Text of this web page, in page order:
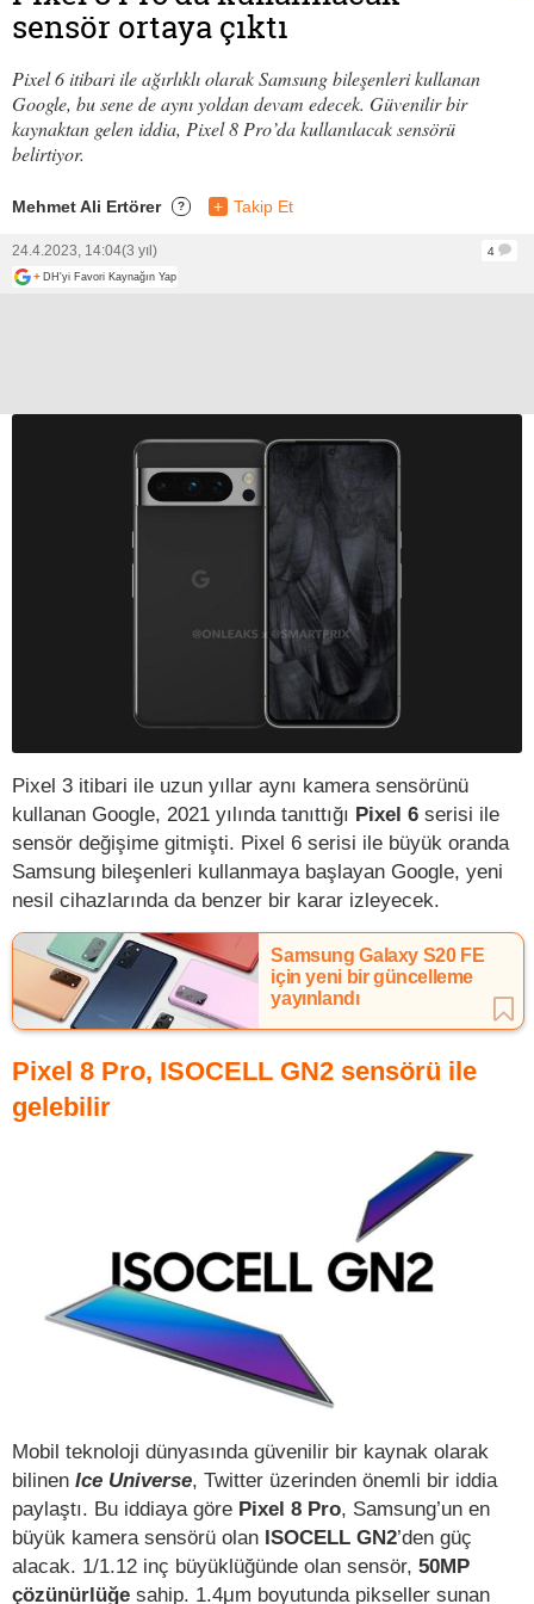
sensör ortaya çıktı
Pixel 6 itibari ile ağırlıklı olarak Samsung bileşenleri kullanan
Google, bu sene de aynı yoldan devam edecek. Güvenilir bir
kaynaktan gelen iddia, Pixel 8 Pro’da kullanılacak sensörü
belirtiyor.
Mehmet Ali Ertörer ? + Takip Et
24.4.2023, 14:04(3 yıl)
4
+ DH'yi Favori Kaynağın Yap
Pixel 3 itibari ile uzun yıllar aynı kamera sensörünü
kullanan Google, 2021 yılında tanıttığı Pixel 6 serisi ile
sensör değişime gitmişti. Pixel 6 serisi ile büyük oranda
Samsung bileşenleri kullanmaya başlayan Google, yeni
nesil cihazlarında da benzer bir karar izleyecek.
Samsung Galaxy S20 FE
için yeni bir güncelleme
yayınlandı
Pixel 8 Pro, ISOCELL GN2 sensörü ile
gelebilir
Mobil teknoloji dünyasında güvenilir bir kaynak olarak
bilinen Ice Universe, Twitter üzerinden önemli bir iddia
paylaştı. Bu iddiaya göre Pixel 8 Pro, Samsung’un en
büyük kamera sensörü olan ISOCELL GN2’den güç
alacak. 1/1.12 inç büyüklüğünde olan sensör, 50MP
çözünürlüğe sahip. 1.4μm boyutunda pikseller sunan